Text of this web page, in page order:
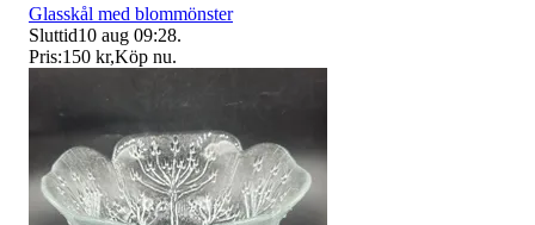
Glasskål med blommönster
Sluttid10 aug 09:28.
Pris:150 kr,Köp nu.